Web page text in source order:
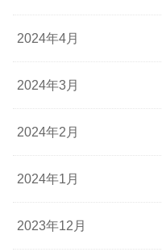
2024年4月
2024年3月
2024年2月
2024年1月
2023年12月